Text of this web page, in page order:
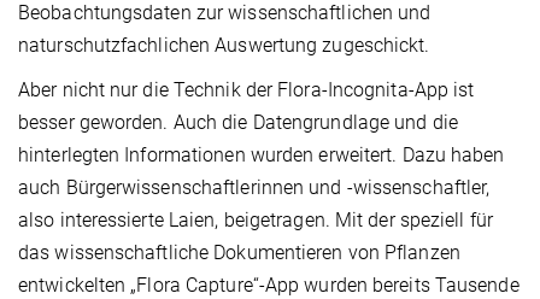
Beobachtungsdaten zur wissenschaftlichen und
naturschutzfachlichen Auswertung zugeschickt.
Aber nicht nur die Technik der Flora-Incognita-App ist
besser geworden. Auch die Datengrundlage und die
hinterlegten Informationen wurden erweitert. Dazu haben
auch Bürgerwissenschaftlerinnen und -wissenschaftler,
also interessierte Laien, beigetragen. Mit der speziell für
das wissenschaftliche Dokumentieren von Pflanzen
entwickelten „Flora Capture“-App wurden bereits Tausende